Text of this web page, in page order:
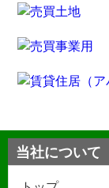
当社について